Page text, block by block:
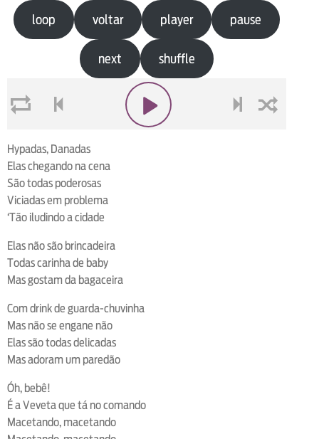
loop voltar player pause
next shuffle
Hypadas, Danadas
Elas chegando na cena
São todas poderosas
Viciadas em problema
‘Tão iludindo a cidade
Elas não são brincadeira
Todas carinha de baby
Mas gostam da bagaceira
Com drink de guarda-chuvinha
Mas não se engane não
Elas são todas delicadas
Mas adoram um paredão
Óh, bebê!
É a Veveta que tá no comando
Macetando, macetando